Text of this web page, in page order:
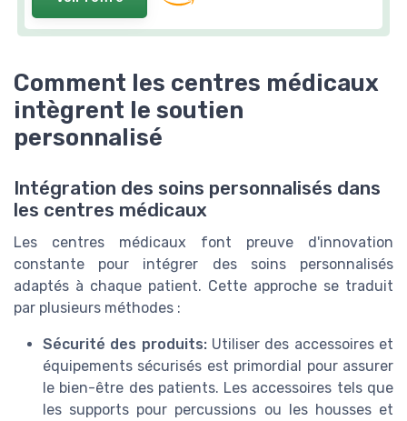
Comment les centres médicaux
intègrent le soutien
personnalisé
Intégration des soins personnalisés dans
les centres médicaux
Les centres médicaux font preuve d'innovation
constante pour intégrer des soins personnalisés
adaptés à chaque patient. Cette approche se traduit
par plusieurs méthodes :
Sécurité des produits:Utiliser des accessoires et
équipements sécurisés est primordial pour assurer
le bien-être des patients. Les accessoires tels que
les supports pour percussions ou les housses et